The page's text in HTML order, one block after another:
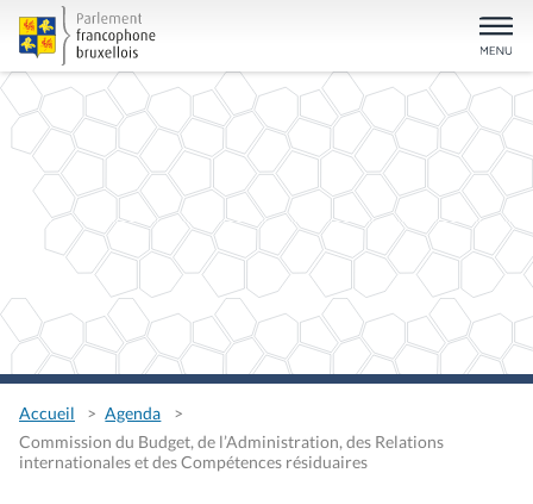
Accueil
Agenda
Commission du Budget, de l’Administration, des Relations
internationales et des Compétences résiduaires